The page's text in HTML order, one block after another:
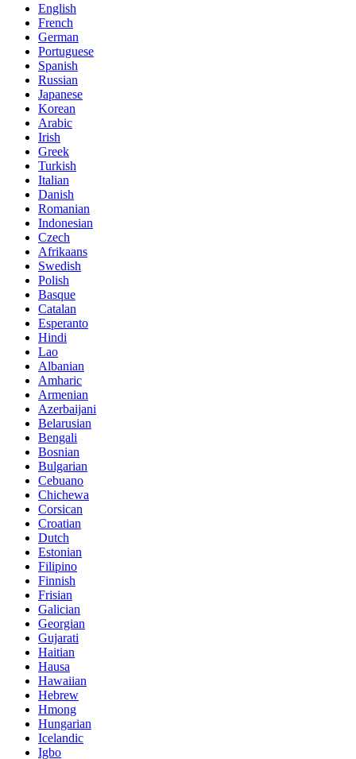
English
French
German
Portuguese
Spanish
Russian
Japanese
Korean
Arabic
Irish
Greek
Turkish
Italian
Danish
Romanian
Indonesian
Czech
Afrikaans
Swedish
Polish
Basque
Catalan
Esperanto
Hindi
Lao
Albanian
Amharic
Armenian
Azerbaijani
Belarusian
Bengali
Bosnian
Bulgarian
Cebuano
Chichewa
Corsican
Croatian
Dutch
Estonian
Filipino
Finnish
Frisian
Galician
Georgian
Gujarati
Haitian
Hausa
Hawaiian
Hebrew
Hmong
Hungarian
Icelandic
Igbo